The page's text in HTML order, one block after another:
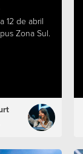
12 de abril
Zona Sul.